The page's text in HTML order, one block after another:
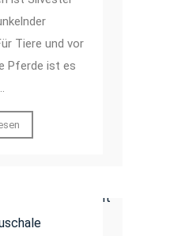
Tiere und vor
Pferde ist es